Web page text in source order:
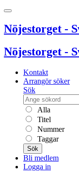
Nöjestorget -
Nöjestorget -
Kontakt
Arrangör söker
Sök
Alla
Titel
Nummer
Taggar
Sök
Bli medlem
Logga in